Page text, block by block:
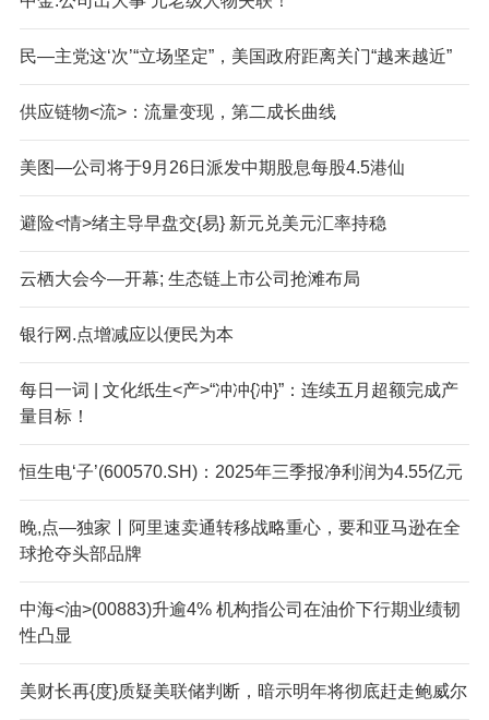
民—主党这‘次’“立场坚定”，美国政府距离关门“越来越近”
供应链物<流>：流量变现，第二成长曲线
美图—公司将于9月26日派发中期股息每股4.5港仙
避险<情>绪主导早盘交{易} 新元兑美元汇率持稳
云栖大会今—开幕; 生态链上市公司抢滩布局
银行网.点增减应以便民为本
每日一词 | 文化纸生<产>“冲冲{冲}”：连续五月超额完成产
量目标！
恒生电‘子’(600570.SH)：2025年三季报净利润为4.55亿元
晚,点—独家丨阿里速卖通转移战略重心，要和亚马逊在全
球抢夺头部品牌
中海<油>(00883)升逾4% 机构指公司在油价下行期业绩韧
性凸显
美财长再{度}质疑美联储判断，暗示明年将彻底赶走鲍威尔